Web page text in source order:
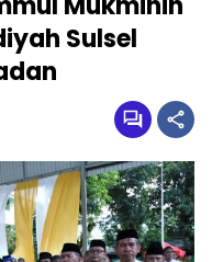
Sulsel